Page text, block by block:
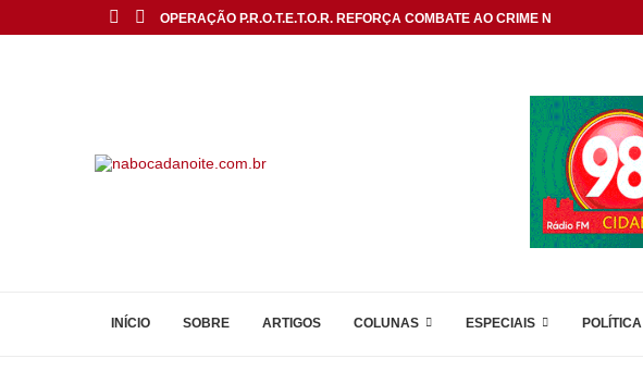
OPERAÇÃO P.R.O.T.E.T.O.R. REFORÇA COMBATE AO CRIME NAS DIVISAS...
INÍCIO SOBRE ARTIGOS COLUNAS ESPECIAIS POLÍTICA